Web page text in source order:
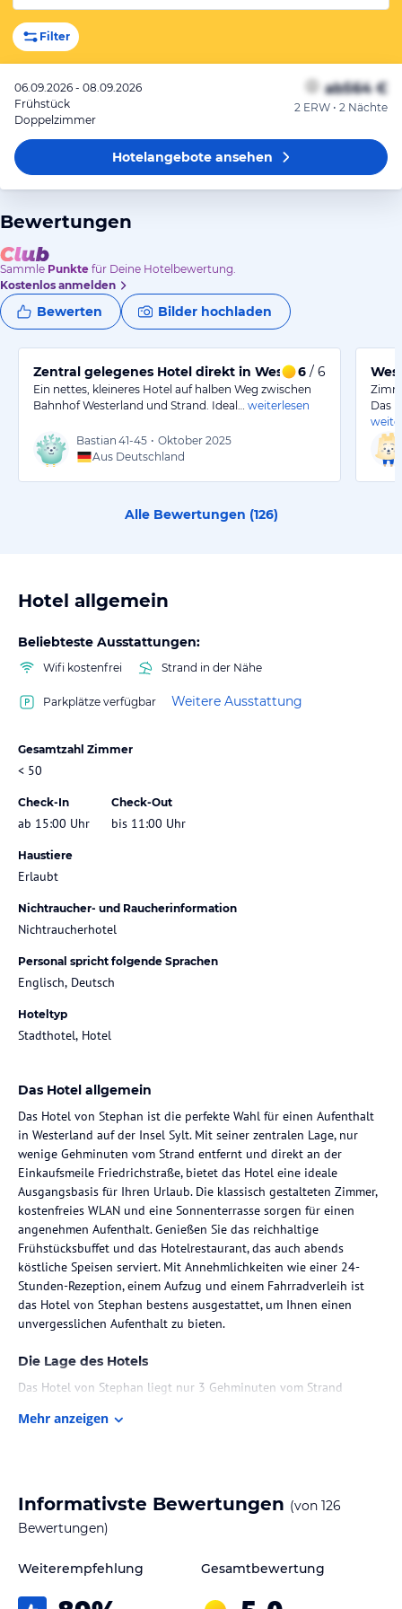
Filter
06.09.2026 - 08.09.2026
Frühstück
Doppelzimmer
ab564 €
2 ERW • 2 Nächte
Hotelangeboteansehen
Bewertungen
Sammle Punkte für Deine Hotelbewertung.
Kostenlos anmelden
Bewerten Bilder hochladen
Zentral gelegenes Hotel direkt in Westerland an
6 / 6
Ein nettes, kleineres Hotel auf halben Weg zwischen
Bahnhof Westerland und Strand. Ideal…
weiterlesen
Bastian 41-45 • Oktober 2025
Aus Deutschland
Das
Alle Bewertungen (126)
Hotel allgemein
Beliebteste Ausstattungen:
Wifi kostenfrei Strand in der Nähe
Parkplätze verfügbar Weitere Ausstattung
Gesamtzahl Zimmer
< 50
Check-In
ab 15:00 Uhr
Check-Out
bis 11:00 Uhr
Haustiere
Erlaubt
Nichtraucher- und Raucherinformation
Nichtraucherhotel
Personal spricht folgende Sprachen
Englisch, Deutsch
Hoteltyp
Stadthotel, Hotel
Das Hotel allgemein
Das Hotel von Stephan ist die perfekte Wahl für einen Aufenthalt
in Westerland auf der Insel Sylt. Mit seiner zentralen Lage, nur
wenige Gehminuten vom Strand entfernt und direkt an der
Einkaufsmeile Friedrichstraße, bietet das Hotel eine ideale
Ausgangsbasis für Ihren Urlaub. Die klassisch gestalteten Zimmer,
kostenfreies WLAN und eine Sonnenterrasse sorgen für einen
angenehmen Aufenthalt. Genießen Sie das reichhaltige
Frühstücksbuffet und das Hotelrestaurant, das auch abends
köstliche Speisen serviert. Mit Annehmlichkeiten wie einer 24-
Stunden-Rezeption, einem Aufzug und einem Fahrradverleih ist
das Hotel von Stephan bestens ausgestattet, um Ihnen einen
unvergesslichen Aufenthalt zu bieten.
Die Lage des Hotels
Das Hotel von Stephan liegt nur 3 Gehminuten vom Strand
Schönheit der Nordsee zu genießen. Die zentrale Lage an der
Sie die atemberaubende Natur der Insel Sylt in vollen Zügen
erleben können. Der Bahnhof Westerland (Sylt) ist nur 1 km vom
Hotel entfernt, so dass Sie bequem mit dem Zug anreisen können.
Zimmer / Unterbringung im Hotel
Die klassisch gestalteten Zimmer im Hotel von Stephan bieten
Mehr anzeigen
Informativste Bewertungen (von 126
Bewertungen)
Weiterempfehlung Gesamtbewertung